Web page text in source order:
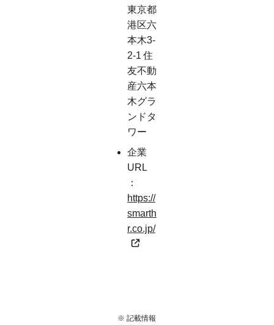
東京都
港区六
本木3-
2-1 住
友不動
産六本
木グラ
ンドタ
ワー
企業
URL
：
https://
smarth
r.co.jp/
※ 記載情報